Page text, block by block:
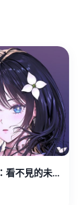
Miresi：看不見的未來 代儲值